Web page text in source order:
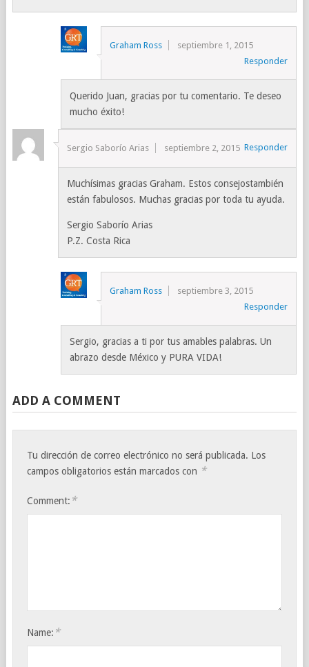
Graham Ross
septiembre 1, 2015
Responder
Querido Juan, gracias por tu comentario. Te deseo
mucho éxito!
Sergio Saborío Arias septiembre 2, 2015 Responder
Muchísimas gracias Graham. Estos consejostambién
están fabulosos. Muchas gracias por toda tu ayuda.
Sergio Saborío Arias
P.Z. Costa Rica
Graham Ross
septiembre 3, 2015
Responder
Sergio, gracias a ti por tus amables palabras. Un
abrazo desde México y PURA VIDA!
ADD A COMMENT
Tu dirección de correo electrónico no será publicada. Los
campos obligatorios están marcados con *
Comment: *
Name: *